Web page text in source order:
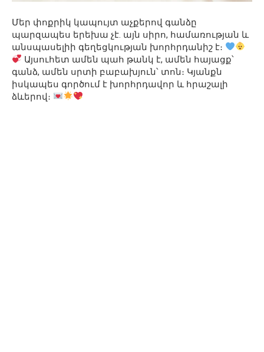
Մեր փոքրիկ կապույտ աչքերով գանձը
պարզապես երեխա չէ. այն սիրո, համառության և
անսպասելիի գեղեցկության խորհրդանիշ է։
Այսուհետ ամեն պահ թանկ է, ամեն հայացք՝
գանձ, ամեն սրտի բաբախյուն՝ տոն։ Կյանքն
իսկապես գործում է խորհրդավոր և հրաշալի
ձևերով։